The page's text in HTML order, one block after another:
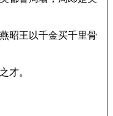
王以千金买千里骨
才。